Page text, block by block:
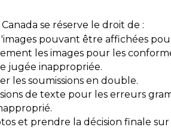
se réserve le droit de :
pouvant être affichées
les images pour les
jugée inappropriée.
les soumissions en double.
de texte pour les erreurs
et prendre la décision finale